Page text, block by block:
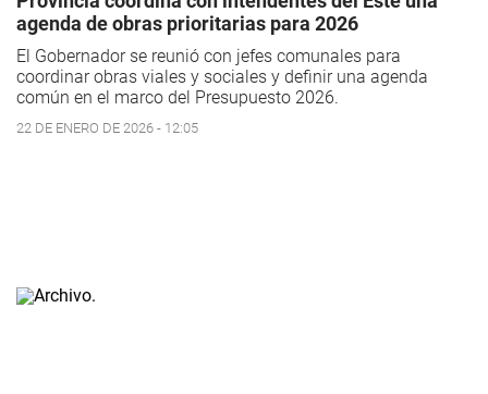
agenda de obras prioritarias para 2026
El Gobernador se reunió con jefes comunales para
coordinar obras viales y sociales y definir una agenda
común en el marco del Presupuesto 2026.
22 DE ENERO DE 2026 - 12:05